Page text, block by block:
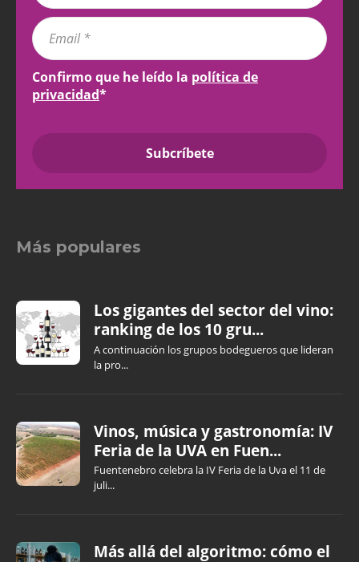
Confirmo que he leído la política de
privacidad*
Más populares
Los gigantes del sector del vino:
ranking de los 10 gru...
A continuación los grupos bodegueros que lideran
la pro...
Vinos, música y gastronomía: IV
Feria de la UVA en Fuen...
Fuentenebro celebra la IV Feria de la Uva el 11 de
juli...
Más allá del algoritmo: cómo el